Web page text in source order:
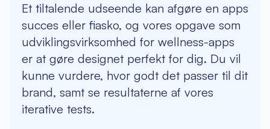
Et tiltalende udseende kan afgøre en apps
succes eller fiasko, og vores opgave som
udviklingsvirksomhed for wellness-apps
er at gøre designet perfekt for dig. Du vil
kunne vurdere, hvor godt det passer til dit
brand, samt se resultaterne af vores
iterative tests.